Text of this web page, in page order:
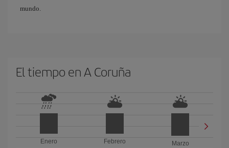
mundo.
El tiempo en A Coruña
Enero
Febrero
Marzo